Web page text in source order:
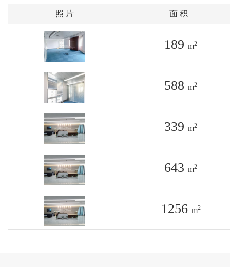
照 片 面 积
189 m2
588 m2
339 m2
643 m2
1256 m2